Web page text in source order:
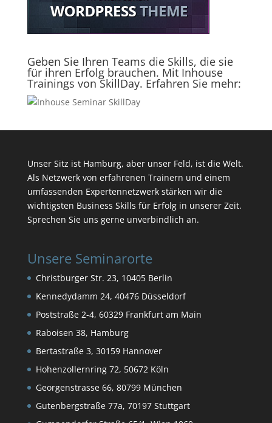
Geben Sie Ihren Teams die Skills, die sie
für ihren Erfolg brauchen. Mit Inhouse
Trainings von SkillDay. Erfahren Sie mehr:
Unser Sitz ist Hamburg, aber unser Feld, ist die Welt.
Als Netzwerk von erfahrenen Trainern und einem
umfassenden Expertennetzwerk stärken wir die
wichtigsten Business Skills für Erfolg in unserer Zeit.
Sprechen Sie uns gerne unverbindlich an.
Unsere Seminarorte
Christburger Str. 23, 10405 Berlin
Kennedydamm 24, 40476 Düsseldorf
Poststraße 2-4, 60329 Frankfurt am Main
Raboisen 38, Hamburg
Bertastraße 3, 30159 Hannover
Hohenzollernring 72, 50672 Köln
Georgenstrasse 66, 80799 München
Gutenbergstraße 77a, 70197 Stuttgart